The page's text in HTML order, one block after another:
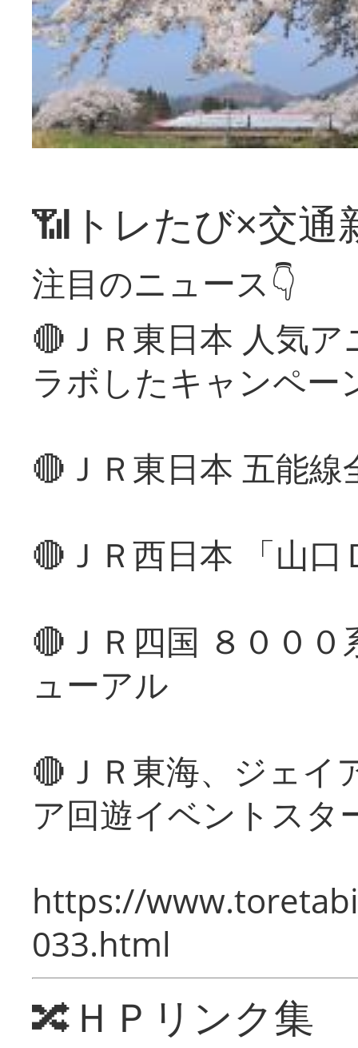
📶トレたび×交通
注目のニュース👇
🔴ＪＲ東日本 人気
ラボしたキャンペー
🔴ＪＲ東日本 五能
🔴ＪＲ西日本 「山
🔴ＪＲ四国 ８００
ューアル
🔴ＪＲ東海、ジェイ
ア回遊イベントスタ
https://
033.html
🔀ＨＰリンク集